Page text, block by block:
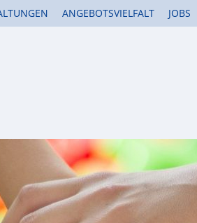
ANGEBOTSVIELFALT JOBS